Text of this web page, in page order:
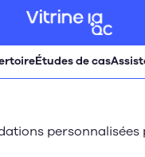
Études de cas